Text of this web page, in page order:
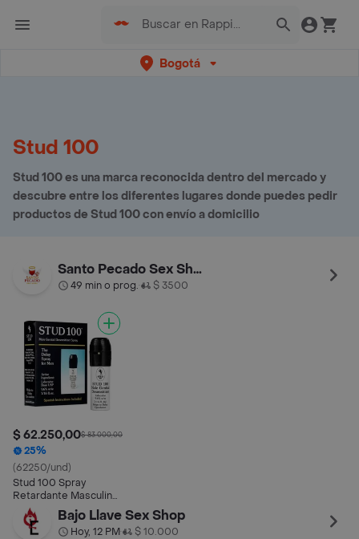
Bogotá
Stud 100
Stud 100 es una marca reconocida dentro del mercado y
descubre entre los diferentes lugares donde puedes pedir
productos de Stud 100 con envío a domicilio
Santo Pecado Sex Shop
49 min o prog.• $ 3500
$ 62.250,00$ 83.000,00
25%
(62250/und)
Stud 100 Spray
Retardante Masculino
Retasa Eyaculación
Mejor Rendimiento
Bajo Llave Sex Shop
Hoy, 12 PM• $ 10.000